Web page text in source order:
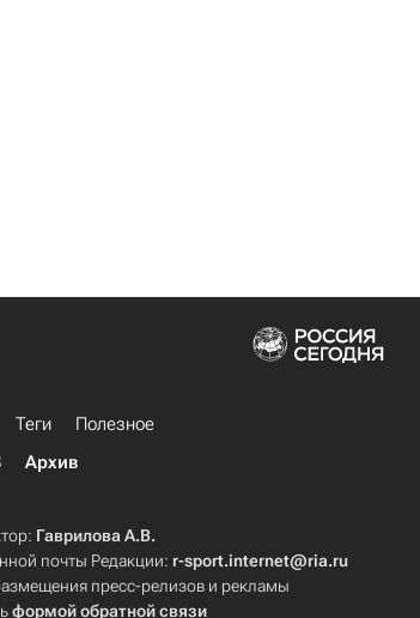
Теги
Полезное
Архив
Гаврилова А.В.
почты Редакции: r-sport.internet@ria.ru
пресс-релизов и рекламы
формой обратной связи